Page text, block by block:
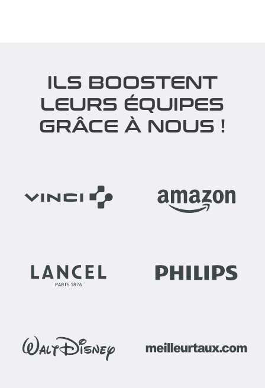
ILS BOOSTENT
LEURS ÉQUIPES
GRÂCE À NOUS !